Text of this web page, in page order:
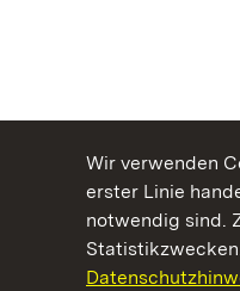
Wir verwenden
erster Linie
notwendig sind.